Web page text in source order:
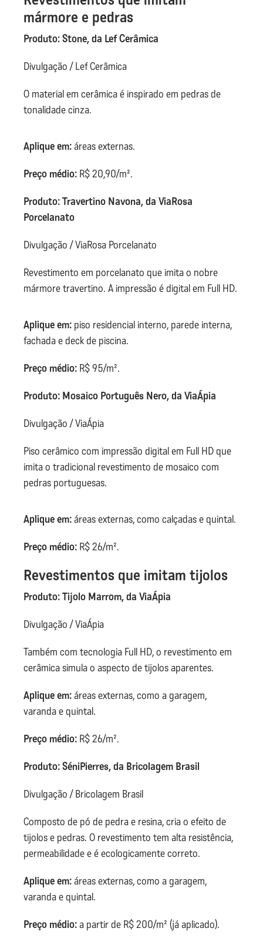
mármore e pedras
Produto: Stone, da Lef Cerâmica
Divulgação / Lef Cerâmica
O material em cerâmica é inspirado em pedras de
tonalidade cinza.
Aplique em:áreas externas.
Preço médio: R$ 20,90/m².
Produto: Travertino Navona, da ViaRosa
Porcelanato
Divulgação / ViaRosa Porcelanato
Revestimento em porcelanato que imita o nobre
mármore travertino. A impressão é digital em Full HD.
Aplique em: piso residencial interno, parede interna,
fachada e deck de piscina.
Preço médio: R$ 95/m².
Produto: Mosaico Português Nero, da ViaÁpia
Divulgação / ViaÁpia
Piso cerâmico com impressão digital em Full HD que
imita o tradicional revestimento de mosaico com
pedras portuguesas.
Aplique em:áreas externas, como calçadas e quintal.
Preço médio: R$ 26/m².
Revestimentos que imitam tijolos
Produto: Tijolo Marrom, da ViaÁpia
Divulgação / ViaÁpia
Também com tecnologia Full HD, o revestimento em
cerâmica simula o aspecto de tijolos aparentes.
Aplique em:áreas externas, como a garagem,
varanda e quintal.
Preço médio: R$ 26/m².
Produto: SéniPierres, da Bricolagem Brasil
Divulgação / Bricolagem Brasil
Composto de pó de pedra e resina, cria o efeito de
tijolos e pedras. O revestimento tem alta resistência,
permeabilidade e é ecologicamente correto.
Aplique em:áreas externas, como a garagem,
varanda e quintal.
Preço médio:a partir de R$ 200/m² (já aplicado).